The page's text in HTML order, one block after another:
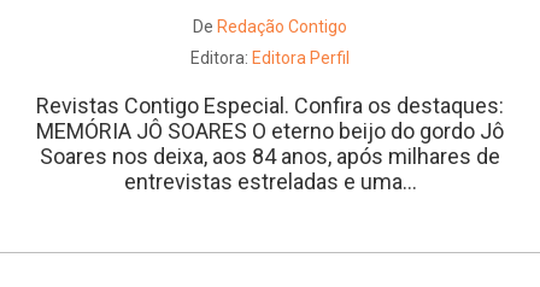
De Redação Contigo
Editora: Editora Perfil
Revistas Contigo Especial. Confira os destaques:
MEMÓRIA JÔ SOARES O eterno beijo do gordo Jô
Soares nos deixa, aos 84 anos, após milhares de
entrevistas estreladas e uma...